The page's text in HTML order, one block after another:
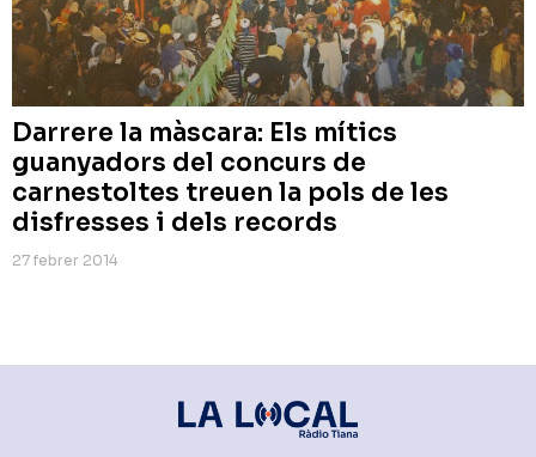
Darrere la màscara: Els mítics
guanyadors del concurs de
carnestoltes treuen la pols de les
disfresses i dels records
27 febrer 2014